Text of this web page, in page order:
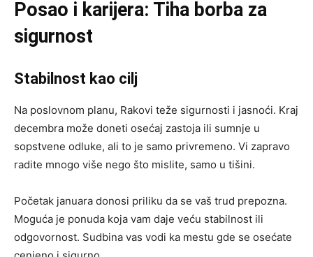
Posao i karijera: Tiha borba za
sigurnost
Stabilnost kao cilj
Na poslovnom planu, Rakovi teže sigurnosti i jasnoći. Kraj
decembra može doneti osećaj zastoja ili sumnje u
sopstvene odluke, ali to je samo privremeno. Vi zapravo
radite mnogo više nego što mislite, samo u tišini.
Početak januara donosi priliku da se vaš trud prepozna.
Moguća je ponuda koja vam daje veću stabilnost ili
odgovornost. Sudbina vas vodi ka mestu gde se osećate